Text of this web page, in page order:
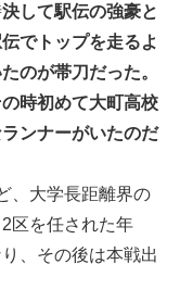
決して駅伝の強豪と
でトップを走るよ
のが帯刀だった。
時初めて大町高校
ンナーがいたのだ
、大学長距離界の
区を任された年
、その後は本戦出